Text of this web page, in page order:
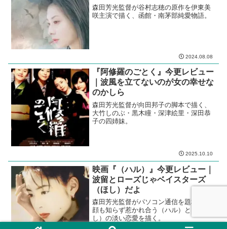
森田芳光監督が谷村志穂の原作を伊東美
咲主演で描く、函館・南茅部純愛物語。
2024.08.08
『阿修羅のごとく』今更レビュー
｜波風を立てないのが女の幸せな
のかしら
森田芳光監督が向田邦子の脚本で描く、
大竹しのぶ・黒木瞳・深津絵里・深田恭
子の四姉妹。
2025.10.10
映画『（ハル）』今更レビュー｜
波留とローズじゃベイスターズ
（ほし）だよ
森田芳光監督がパソコン通信を題材に、
顔も知らず惹かれ合う（ハル）と（ほ
し）の淡い恋愛を描く。